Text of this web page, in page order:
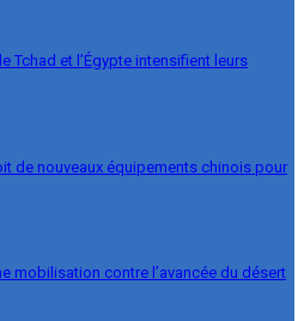
Tchad et l’Égypte intensifient leurs
de nouveaux équipements chinois pour
mobilisation contre l’avancée du désert